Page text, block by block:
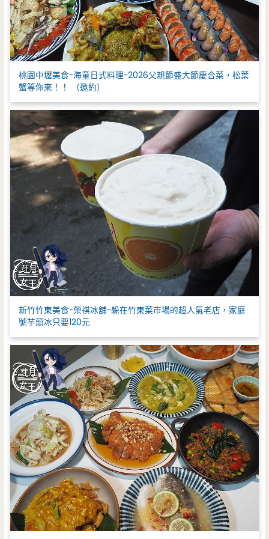
桃園中壢美食-海童日式料理-2026父親節盛大節慶合菜，松葉
蟹等你來！！ （邀約）
新竹竹東美食-榮祺冰舖-躲在竹東菜市場的超人氣老店，家庭
號芋頭冰只要120元